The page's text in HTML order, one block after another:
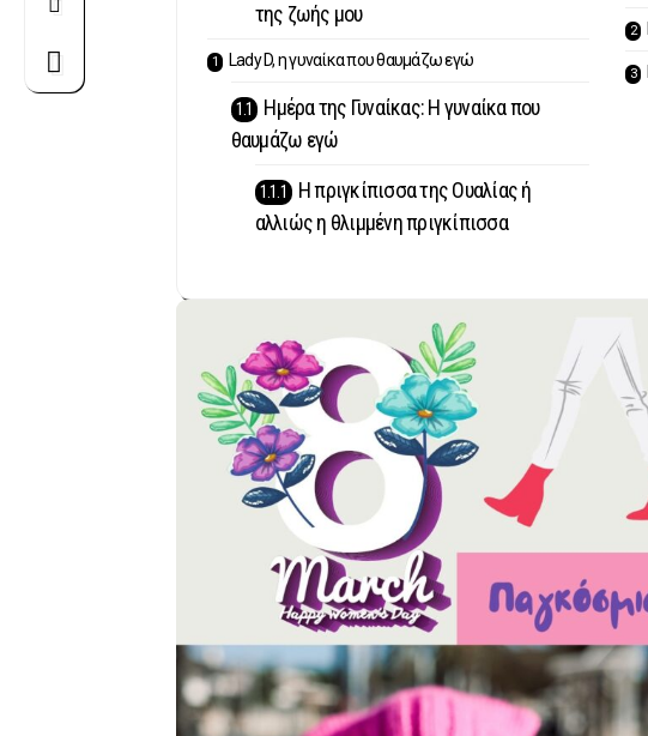
της ζωής μου
Lady D, η γυναίκα που θαυμάζω εγώ
Ημέρα της Γυναίκας: Η γυναίκα που
θαυμάζω εγώ
Η πριγκίπισσα της Ουαλίας ή
αλλιώς η θλιμμένη πριγκίπισσα